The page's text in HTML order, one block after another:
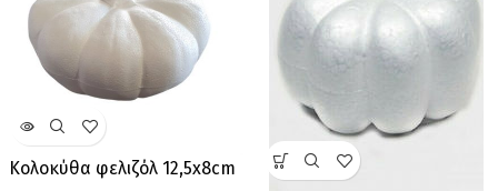
Κολοκύθα φελιζόλ 12,5x8cm